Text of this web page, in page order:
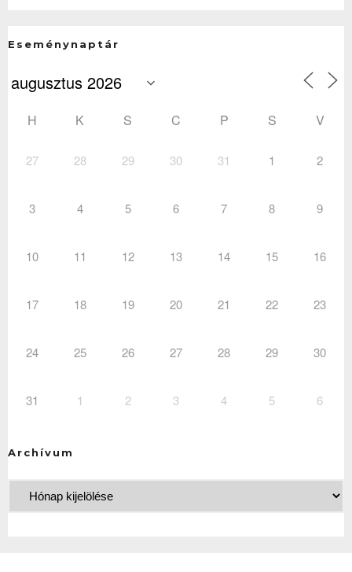
Eseménynaptár
H K S C P S V
27 28 29 30 31 1 2
3 4 5 6 7 8 9
10 11 12 13 14 15 16
17 18 19 20 21 22 23
24 25 26 27 28 29 30
31 1 2 3 4 5 6
Archívum